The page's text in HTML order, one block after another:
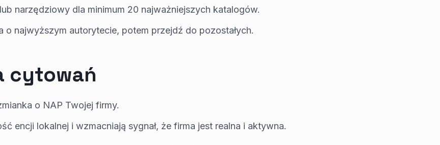
narzędziowy dla minimum 20 najważniejszych katalogów.
o najwyższym autorytecie, potem przejdź do pozostałych.
cytowań
o NAP Twojej firmy.
encji lokalnej i wzmacniają sygnał, że firma jest realna i aktywna.